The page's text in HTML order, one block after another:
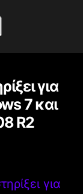
για
7 και
R2
για